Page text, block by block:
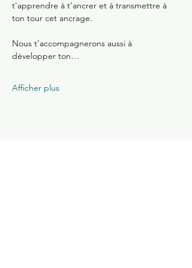
t'apprendre à t’ancrer et à transmettre à
ton tour cet ancrage.
Nous t’accompagnerons aussi à
développer ton…
Afficher plus